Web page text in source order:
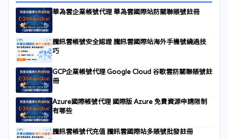
華為雲企業帳號代理 華為雲國際站防關聯賬號註冊
騰訊雲帳號安全認證 騰訊雲國際站海外手機號繞過技
巧
GCP企業帳號代理 Google Cloud 谷歌雲防關聯賬號註
冊
Azure國際帳號代理 國際版 Azure 免費資源申請限制
有哪些
騰訊雲帳號代充值 騰訊雲國際站多賬號批發註冊